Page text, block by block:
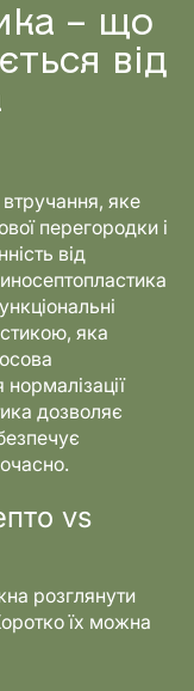
– що
від
втручання, яке
перегородки і
від
яка
дозволяє
vs
розглянути
їх можна